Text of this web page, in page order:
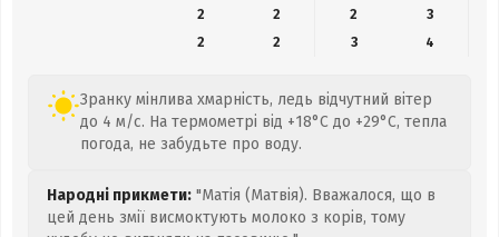
2
2 2
3
2
2 3 4
Зранку мінлива хмарність, ледь відчутний вітер
до 4 м/с. На термометрі від +18°C до +29°C, тепла
погода, не забудьте про воду.
Народні прикмети: "Матія (Матвія). Вважалося, що в
цей день змії висмоктують молоко з корів, тому